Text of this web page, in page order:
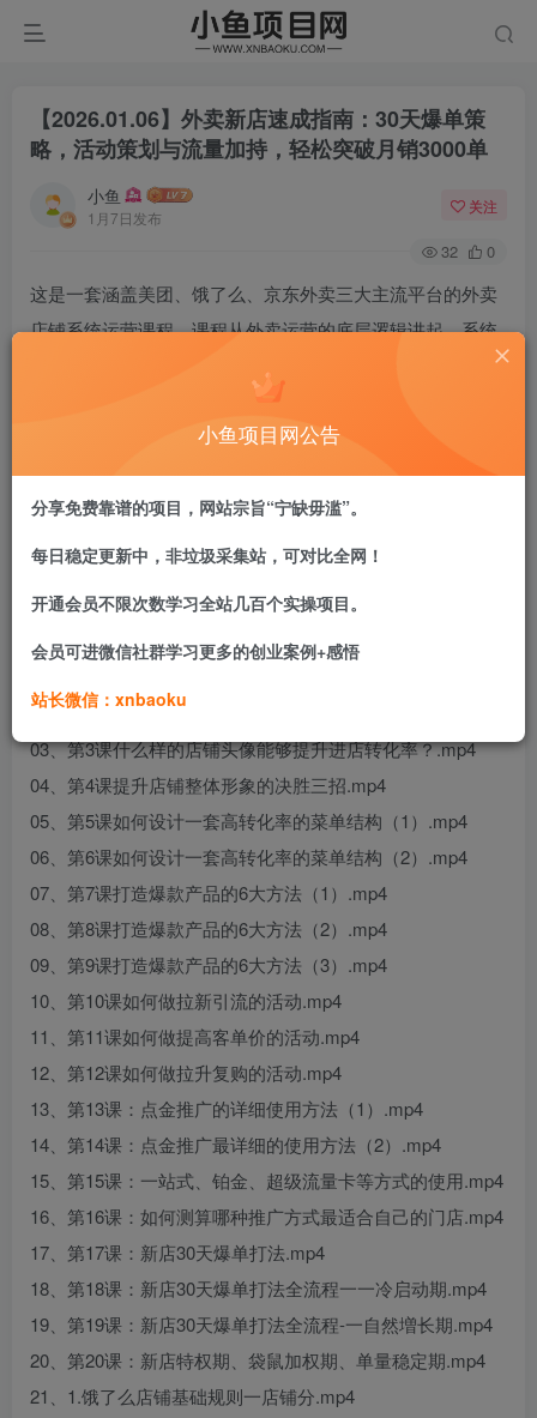
【2026.01.06】外卖新店速成指南：30天爆单策
略，活动策划与流量加持，轻松突破月销3000单
小鱼
1月7日发布
关注
32 0
这是一套涵盖美团、饿了么、京东外卖三大主流平台的外卖
店铺系统运营课程。课程从外卖运营的底层逻辑讲起，系统
性地教授店铺形象优化（名称、头像、菜单结构）、爆款产
品打造、平台活动策划（拉新、提客单、复购）、付费推广
策略（点金/斗金推广、流量卡等）以及新店30天爆单打法和
老店盘活五步法等实战技巧。课程针对各平台（美团/饿了么/
京东外卖）的规则和工具进行专项拆解，旨在帮助餐饮商家
全面掌握多平台外卖运营能力，有效提升店铺曝光、转化与
课程目录：
02、第2课外卖店铺的名称怎么取更吸引人？.mp4
03、第3课什么样的店铺头像能够提升进店转化率？.mp4
04、第4课提升店铺整体形象的决胜三招.mp4
05、第5课如何设计一套高转化率的菜单结构（1）.mp4
06、第6课如何设计一套高转化率的菜单结构（2）.mp4
07、第7课打造爆款产品的6大方法（1）.mp4
08、第8课打造爆款产品的6大方法（2）.mp4
09、第9课打造爆款产品的6大方法（3）.mp4
10、第10课如何做拉新引流的活动.mp4
11、第11课如何做提高客单价的活动.mp4
12、第12课如何做拉升复购的活动.mp4
13、第13课：点金推广的详细使用方法（1）.mp4
14、第14课：点金推广最详细的使用方法（2）.mp4
15、第15课：一站式、铂金、超级流量卡等方式的使用.mp4
16、第16课：如何测算哪种推广方式最适合自己的门店.mp4
17、第17课：新店30天爆单打法.mp4
18、第18课：新店30天爆单打法全流程一一冷启动期.mp4
19、第19课：新店30天爆单打法全流程-一自然増长期.mp4
20、第20课：新店特权期、袋鼠加权期、单量稳定期.mp4
21、1.饿了么店铺基础规则一店铺分.mp4
小鱼项目网公告
分享免费靠谱的项目，网站宗旨“宁缺毋滥”。
每日稳定更新中，非垃圾采集站，可对比全网！
开通会员不限次数学习全站几百个实操项目。
会员可进微信社群学习更多的创业案例+感悟
站长微信：xnbaoku